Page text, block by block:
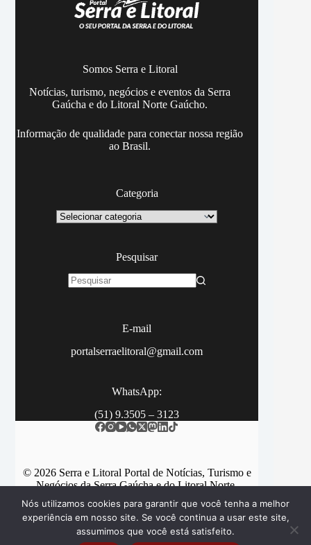
Somos Serra e Litoral
Notícias, turismo, negócios e eventos da Serra
Gaúcha e do Litoral Norte Gaúcho.
Informação de qualidade para conectar nossa região
ao Brasil.
Categoria
Categoria
Pesquisar
E-mail
portalserraelitoral@gmail.com
WhatsApp:
(51) 9.3505 – 3123
© 2026 Serra e Litoral Portal de Notícias, Turismo e
Negócios da Serra Gaúcha e do Litoral Norte.
Categorias Contato
Nós utilizamos cookies para garantir que você tenha a melhor
experiência em nosso site. Se você continua a usar este site,
assumimos que você está satisfeito.